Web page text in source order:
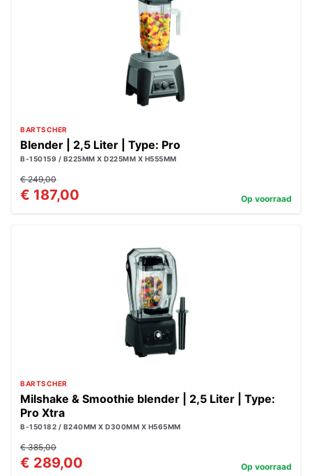
BARTSCHER
Blender | 2,5 Liter | Type: Pro
B-150159 / B225MM X D225MM X H555MM
€ 249,00
€ 187,00 Op voorraad
BARTSCHER
Milshake & Smoothie blender | 2,5 Liter | Type:
Pro Xtra
B-150182 / B240MM X D300MM X H565MM
€ 385,00
€ 289,00 Op voorraad